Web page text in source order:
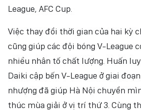
League, AFC Cup.
Việc thay đổi thời gian của hai kỳ
cũng giúp các đội bóng V-League
nhiều nhân tố chất lượng. Huấn
Daiki cập bến V-League ở giai
nhượng đã giúp Hà Nội chuyển
thúc mùa giải ở vị trí thứ 3. Cùng